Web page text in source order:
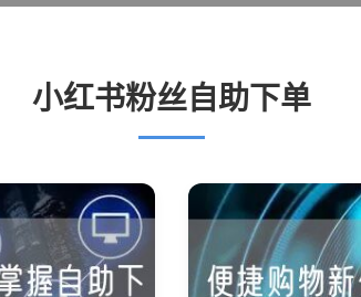
小红书粉丝自助下单